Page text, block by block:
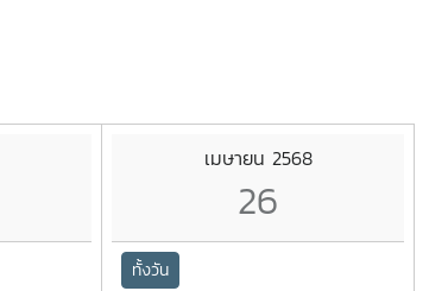
เมษายน 2568
26
ทั้งวัน